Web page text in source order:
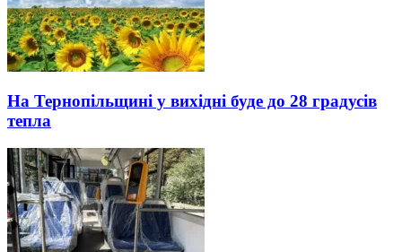
На Тернопільщині у вихідні буде до 28 градусів
тепла